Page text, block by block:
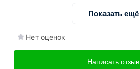
Показать ещё
Нет оценок
Написать отзыв